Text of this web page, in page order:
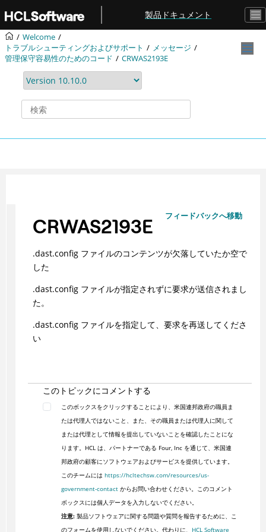
メインコンテンツにジャンプ
製品ドキュメント
Welcome
トラブルシューティングおよびサポート
メッセージ
管理保守容易性のためのコード
CRWAS2193E
フィードバックへ移動
CRWAS2193E
.dast.config ファイルのコンテンツが欠落していたか空で
した
.dast.config ファイルが指定されずに要求が送信されまし
た。
.dast.config ファイルを指定して、要求を再送してくださ
い
このトピックにコメントする
このボックスをクリックすることにより、米国連邦政府の職員ま
たは代理人ではないこと、また、その職員または代理人に関して
または代理として情報を提出していないことを確認したことにな
ります。HCL は、パートナーである Four, Inc を通じて、米国連
邦政府の顧客にソフトウェアおよびサービスを提供しています。
このチームには https://hcltechsw.com/resources/us-
government-contactからお問い合わせください。このコメント
ボックスには個人データを入力しないでください。
注意:製品ソフトウェアに関する問題や質問を報告するために、こ
のフォームを使用しないでください。代わりに、 HCL Software